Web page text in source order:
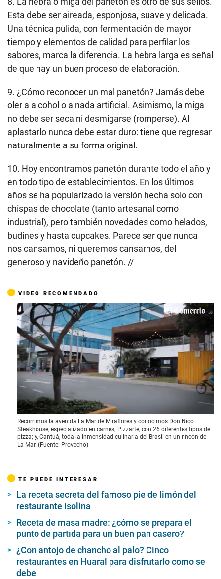
Esta debe ser aireada, esponjosa, suave y delicada.
Una técnica pulida, con fermentación de mayor
tiempo y elementos de calidad para perfilar los
sabores, marca la diferencia. La hebra larga es señal
de que hay un buen proceso de elaboración.
9. ¿Cómo reconocer un mal panetón? Jamás debe
oler a alcohol o a nada artificial. Asimismo, la miga
no debe ser seca ni desmigarse (romperse). Al
aplastarlo nunca debe estar duro: tiene que regresar
naturalmente a su forma original.
10. Hoy encontramos panetón durante todo el año y
en todo tipo de establecimientos. En los últimos
años se ha popularizado la versión hecha solo con
chispas de chocolate (tanto artesanal como
industrial), pero también novedades como helados,
budines y hasta cupcakes. Parece ser que nunca
nos cansamos, ni queremos cansarnos, del
generoso y navideño panetón. //
VIDEO RECOMENDADO
0
o
f
5
m
i
t
s
,
Recorrimos la avenida La Mar de Miraflores y conocimos Don Nico
Steakhouse, especializado en carnes; Pizzarte, con 26 diferentes tipos de
pizza; y, Cantuá, toda la inmensidad culinaria del Brasil en un rincón de
La Mar. (Fuente: Provecho)
TE PUEDE INTERESAR
La receta secreta del famoso pie de limón del
restaurante Isolina
Receta de masa madre: ¿cómo se prepara el
punto de partida para un buen pan casero?
¿Con antojo de chancho al palo? Cinco
restaurantes en Huaral para disfrutarlo como se
debe